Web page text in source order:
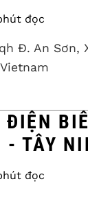
đọc
Đ. An Sơn,
ĐIỆN
- TÂY
đọc